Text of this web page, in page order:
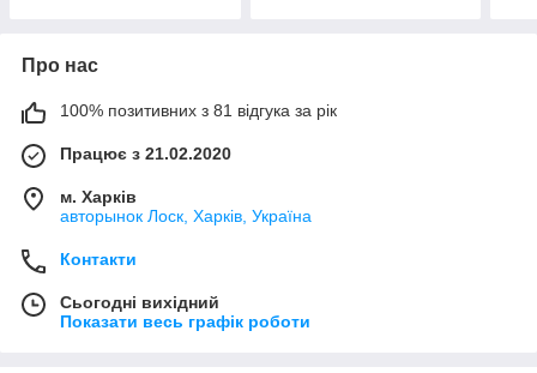
Про нас
100% позитивних з 81 відгука за рік
Працює з 21.02.2020
м. Харків
авторынок Лоск, Харків, Україна
Контакти
Сьогодні вихідний
Показати весь графік роботи